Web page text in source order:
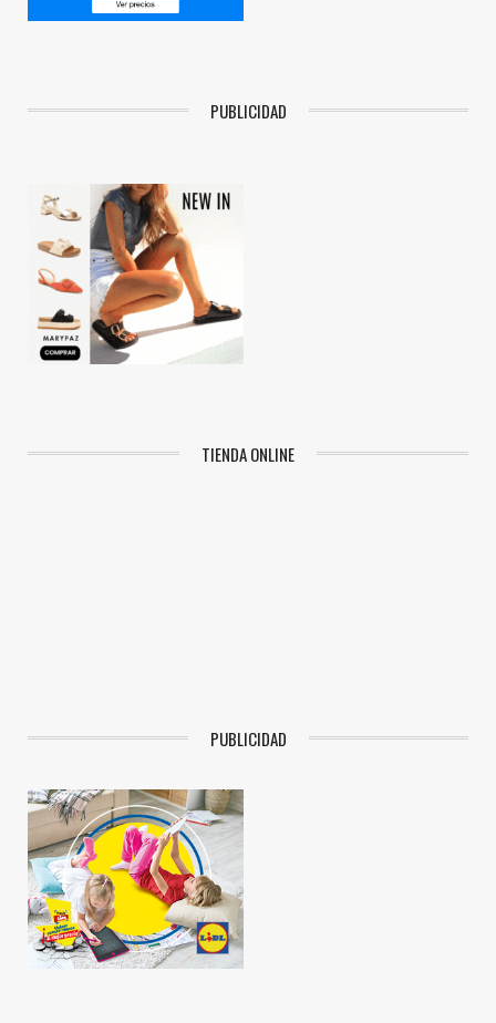
PUBLICIDAD
TIENDA ONLINE
PUBLICIDAD